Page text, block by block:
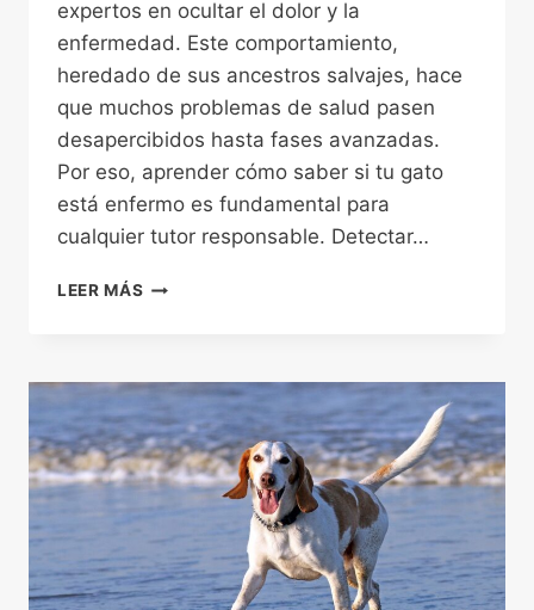
expertos en ocultar el dolor y la
enfermedad. Este comportamiento,
heredado de sus ancestros salvajes, hace
que muchos problemas de salud pasen
desapercibidos hasta fases avanzadas.
Por eso, aprender cómo saber si tu gato
está enfermo es fundamental para
cualquier tutor responsable. Detectar…
LEER MÁS CÓMO
GATO
ENFERMO:
15
SEÑALES
DE
ALERTA
QUE
NO